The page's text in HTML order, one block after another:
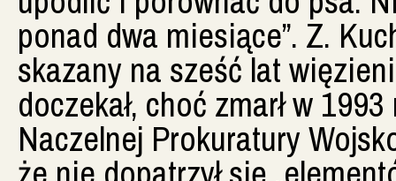
ponad dwa miesiące”. Z.
skazany na sześć lat
doczekał, choć zmarł w
Naczelnej Prokuratury